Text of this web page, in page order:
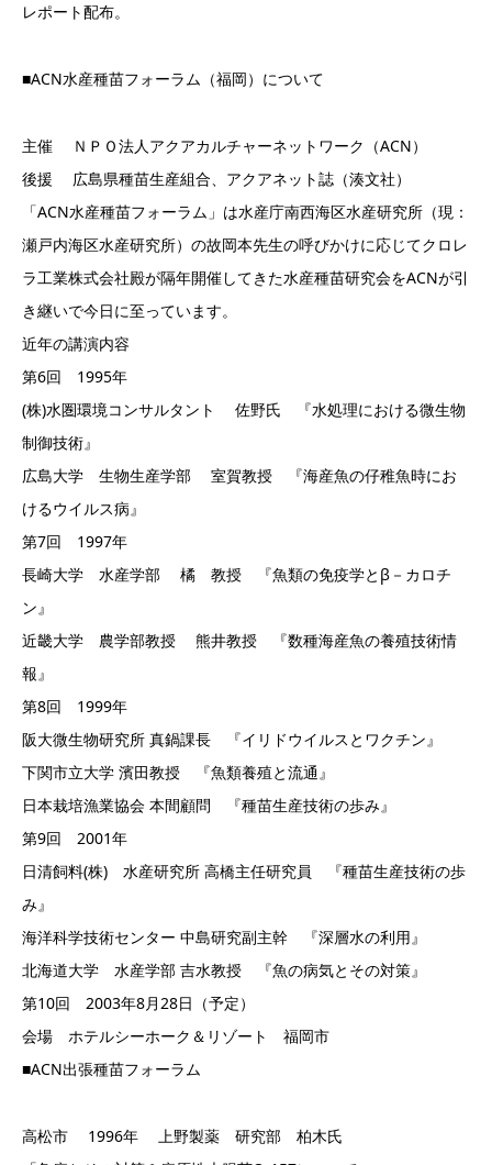
レポート配布。
■ACN水産種苗フォーラム（福岡）について
主催 ＮＰＯ法人アクアカルチャーネットワーク（ACN）
後援 広島県種苗生産組合、アクアネット誌（湊文社）
「ACN水産種苗フォーラム」は水産庁南西海区水産研究所（現：
瀬戸内海区水産研究所）の故岡本先生の呼びかけに応じてクロレ
ラ工業株式会社殿が隔年開催してきた水産種苗研究会をACNが引
き継いで今日に至っています。
近年の講演内容
第6回 1995年
(株)水圏環境コンサルタント 佐野氏 『水処理における微生物
制御技術』
広島大学 生物生産学部 室賀教授 『海産魚の仔稚魚時にお
けるウイルス病』
第7回 1997年
長崎大学 水産学部 橘 教授 『魚類の免疫学とβ－カロチ
ン』
近畿大学 農学部教授 熊井教授 『数種海産魚の養殖技術情
報』
第8回 1999年
阪大微生物研究所 真鍋課長 『イリドウイルスとワクチン』
下関市立大学 濱田教授 『魚類養殖と流通』
日本栽培漁業協会 本間顧問 『種苗生産技術の歩み』
第9回 2001年
日清飼料(株) 水産研究所 高橋主任研究員 『種苗生産技術の歩
み』
海洋科学技術センター 中島研究副主幹 『深層水の利用』
北海道大学 水産学部 吉水教授 『魚の病気とその対策』
第10回 2003年8月28日（予定）
会場 ホテルシーホーク＆リゾート 福岡市
■ACN出張種苗フォーラム
高松市 1996年 上野製薬 研究部 柏木氏